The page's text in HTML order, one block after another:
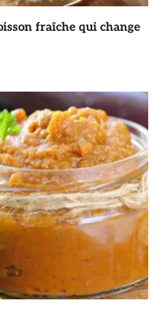
fraîche qui change